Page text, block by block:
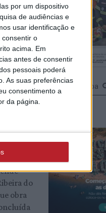
por um dispositivo
de audiências e
usar identificação e
consentir o
acima. Em
antes de consentir
pessoais poderá
As suas preferências
consentimento a
da página.
novos
do
obra
Ampliar capa